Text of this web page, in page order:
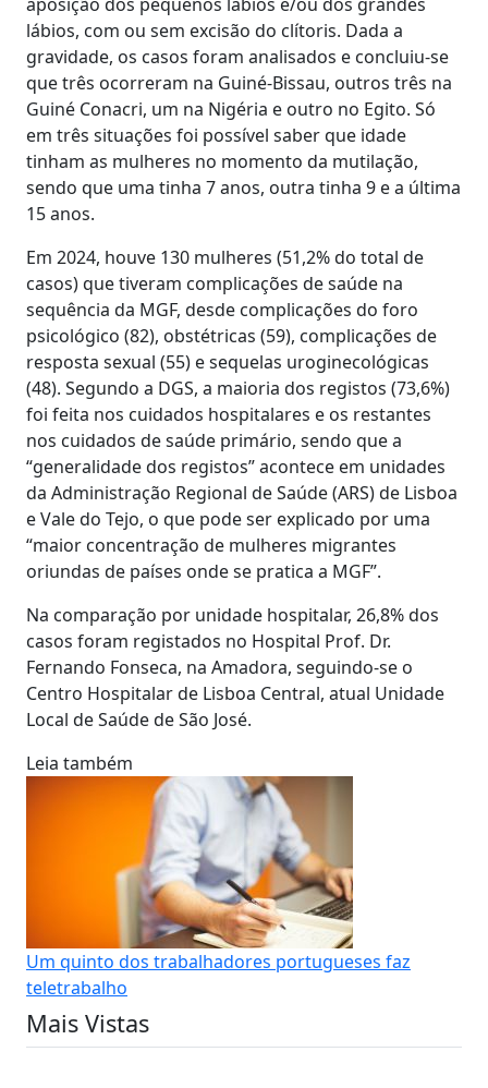
lábios, com ou sem excisão do clítoris. Dada a
gravidade, os casos foram analisados e concluiu-se
que três ocorreram na Guiné-Bissau, outros três na
Guiné Conacri, um na Nigéria e outro no Egito. Só
em três situações foi possível saber que idade
tinham as mulheres no momento da mutilação,
sendo que uma tinha 7 anos, outra tinha 9 e a última
15 anos.
Em 2024, houve 130 mulheres (51,2% do total de
casos) que tiveram complicações de saúde na
sequência da MGF, desde complicações do foro
psicológico (82), obstétricas (59), complicações de
resposta sexual (55) e sequelas uroginecológicas
(48). Segundo a DGS, a maioria dos registos (73,6%)
foi feita nos cuidados hospitalares e os restantes
nos cuidados de saúde primário, sendo que a
“generalidade dos registos” acontece em unidades
da Administração Regional de Saúde (ARS) de Lisboa
e Vale do Tejo, o que pode ser explicado por uma
“maior concentração de mulheres migrantes
oriundas de países onde se pratica a MGF”.
Na comparação por unidade hospitalar, 26,8% dos
casos foram registados no Hospital Prof. Dr.
Fernando Fonseca, na Amadora, seguindo-se o
Centro Hospitalar de Lisboa Central, atual Unidade
Local de Saúde de São José.
Leia também
Um quinto dos trabalhadores portugueses faz
teletrabalho
Mais Vistas